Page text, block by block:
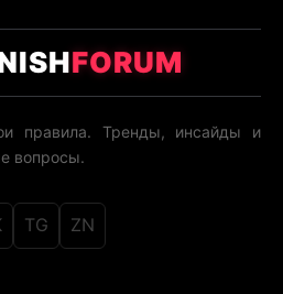
FORUM
правила. Тренды, инсайды и
вопросы.
TG ZN